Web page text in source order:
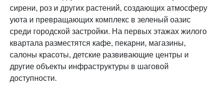
сирени, роз и других растений, создающих атмосферу
уюта и превращающих комплекс в зеленый оазис
среди городской застройки. На первых этажах жилого
квартала разместятся кафе, пекарни, магазины,
салоны красоты, детские развивающие центры и
другие объекты инфраструктуры в шаговой
доступности.